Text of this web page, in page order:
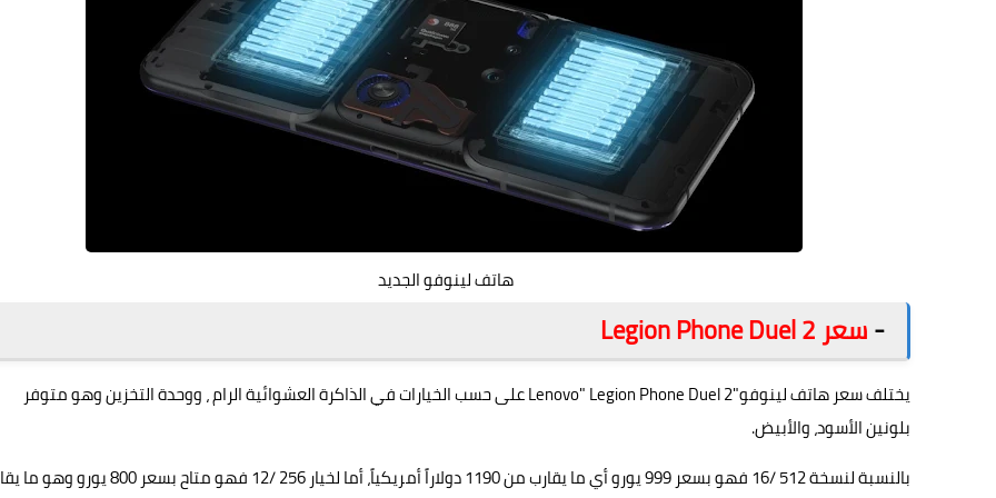
هاتف لينوفو الجديد
-سعر Legion Phone Duel 2
يختلف سعر هاتف لينوفو"Lenovo" Legion Phone Duel 2 على حسب الخيارات في الذاكرة العشوائية الرام ، ووحدة التخزين وهو متوفر
بلونين الأسود، والأبيض.
بالنسبة لنسخة 512 /16 فهو بسعر 999 يورو أي ما يقارب من 1190 دولاراً أمريكياً، أما لخيار 256 /12 فهو متاح